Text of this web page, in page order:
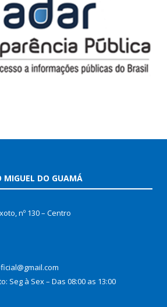
MIGUEL DO GUAMÁ
nº 130 – Centro
Seg à Sex – Das 08:00 as 13:00